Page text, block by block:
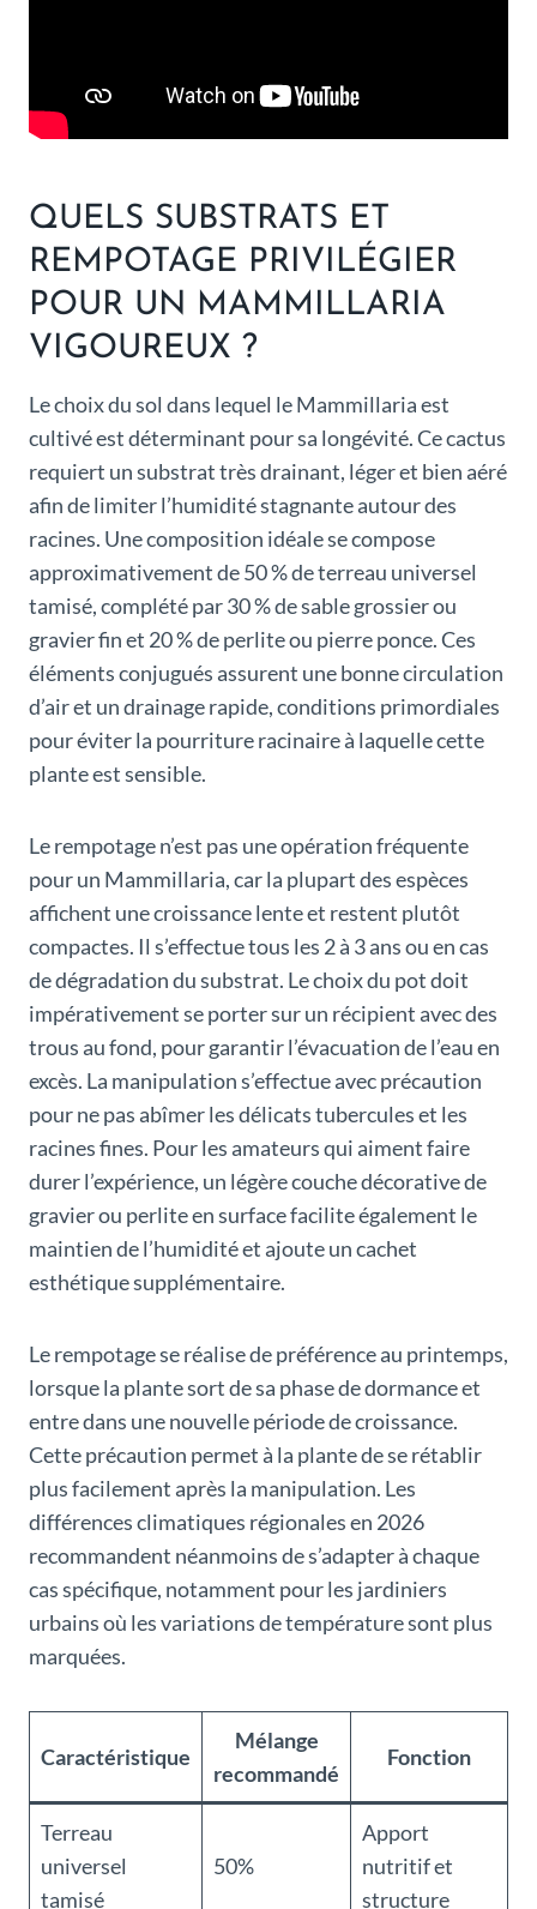
QUELS SUBSTRATS ET
REMPOTAGE PRIVILÉGIER
POUR UN MAMMILLARIA
VIGOUREUX ?
Le choix du sol dans lequel le Mammillaria est
cultivé est déterminant pour sa longévité. Ce cactus
requiert un substrat très drainant, léger et bien aéré
afin de limiter l’humidité stagnante autour des
racines. Une composition idéale se compose
approximativement de 50 % de terreau universel
tamisé, complété par 30 % de sable grossier ou
gravier fin et 20 % de perlite ou pierre ponce. Ces
éléments conjugués assurent une bonne circulation
d’air et un drainage rapide, conditions primordiales
pour éviter la pourriture racinaire à laquelle cette
plante est sensible.
Le rempotage n’est pas une opération fréquente
pour un Mammillaria, car la plupart des espèces
affichent une croissance lente et restent plutôt
compactes. Il s’effectue tous les 2 à 3 ans ou en cas
de dégradation du substrat. Le choix du pot doit
impérativement se porter sur un récipient avec des
trous au fond, pour garantir l’évacuation de l’eau en
excès. La manipulation s’effectue avec précaution
pour ne pas abîmer les délicats tubercules et les
racines fines. Pour les amateurs qui aiment faire
durer l’expérience, un légère couche décorative de
gravier ou perlite en surface facilite également le
maintien de l’humidité et ajoute un cachet
esthétique supplémentaire.
Le rempotage se réalise de préférence au printemps,
lorsque la plante sort de sa phase de dormance et
entre dans une nouvelle période de croissance.
Cette précaution permet à la plante de se rétablir
plus facilement après la manipulation. Les
différences climatiques régionales en 2026
recommandent néanmoins de s’adapter à chaque
cas spécifique, notamment pour les jardiniers
urbains où les variations de température sont plus
marquées.
Caractéristique
Mélange
recommandé
Fonction
Terreau
universel
tamisé
50%
Apport
nutritif et
structure